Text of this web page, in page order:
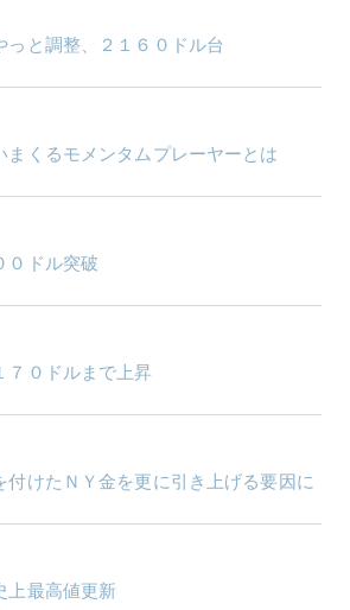
っと調整、２１６０ドル台
まくるモメンタムプレーヤーとは
０ドル突破
７０ドルまで上昇
付けたＮＹ金を更に引き上げる要因に
上最高値更新